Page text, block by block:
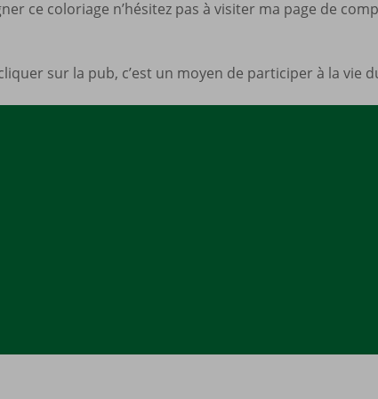
ce coloriage n’hésitez pas à visiter ma page de
sur la pub, c’est un moyen de participer à la vie